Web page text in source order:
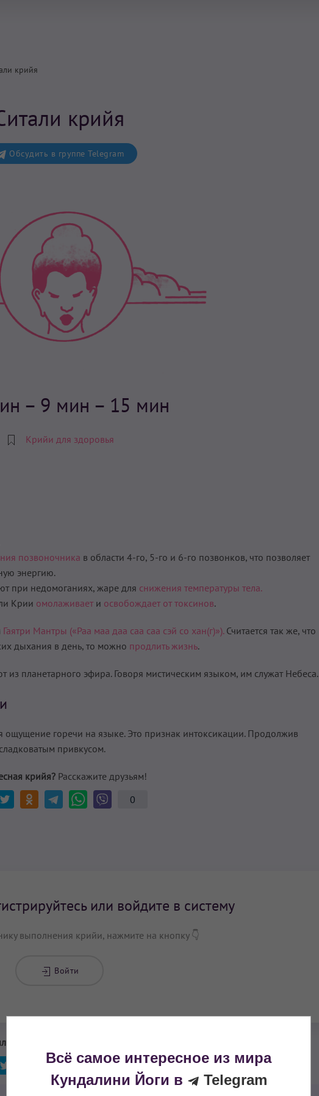
крийя
крийя
Обсудить в группе Telegram
– 9 мин – 15 мин
Крийи для здоровья
позвоночника в области 4-го, 5-го и 6-го позвонков, что позволяет
энергию.
при недомоганиях, жаре для снижения температуры тела.
Крии омолаживает и освобождает от токсинов.
Гаятри Мантры («Раа маа даа саа саа сэй со хан(г)»).Считается так же, что
дыхания в день, то можно продлить жизнь.
планетарного эфира. Говоря мистическим языком, им служат Небеса.
ощущение горечи на языке. Это признак интоксикации. Продолжив
привкусом.
крийя?Расскажите друзьям!
0
или войдите в систему
выполнения крийи, нажмите на кнопку 👇
Войти
крийя?
0
Всё самое интересное из мира
Кундалини Йоги в
Telegram